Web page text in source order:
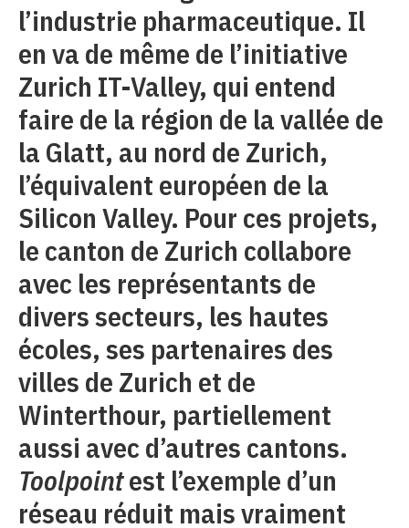
l’industrie pharmaceutique. Il
en va de même de l’initiative
Zurich IT-Valley, qui entend
faire de la région de la vallée de
la Glatt, au nord de Zurich,
l’équivalent européen de la
Silicon Valley. Pour ces projets,
le canton de Zurich collabore
avec les représentants de
divers secteurs, les hautes
écoles, ses partenaires des
villes de Zurich et de
Winterthour, partiellement
aussi avec d’autres cantons.
Toolpointest l’exemple d’un
réseau réduit mais vraiment